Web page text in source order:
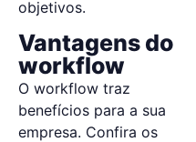
objetivos.
Vantagens do
workflow
O workflow traz
benefícios para a sua
empresa. Confira os